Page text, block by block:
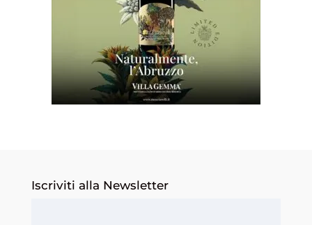
Iscriviti alla Newsletter